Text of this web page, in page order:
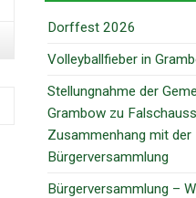
Dorffest 2026
Volleyballfieber in
Stellungnahme der
Grambow zu
Zusammenhang mit der
Bürgerversammlung
Bürgerversammlung –